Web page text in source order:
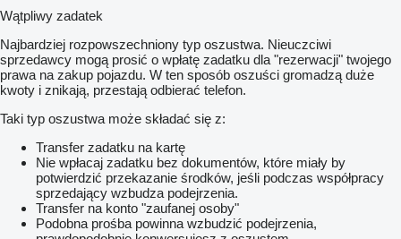
Wątpliwy zadatek
Najbardziej rozpowszechniony typ oszustwa. Nieuczciwi
sprzedawcy mogą prosić o wpłatę zadatku dla "rezerwacji" twojego
prawa na zakup pojazdu. W ten sposób oszuści gromadzą duże
kwoty i znikają, przestają odbierać telefon.
Taki typ oszustwa może składać się z:
Transfer zadatku na kartę
Nie wpłacaj zadatku bez dokumentów, które miały by
potwierdzić przekazanie środków, jeśli podczas współpracy
sprzedający wzbudza podejrzenia.
Transfer na konto "zaufanej osoby"
Podobna prośba powinna wzbudzić podejrzenia,